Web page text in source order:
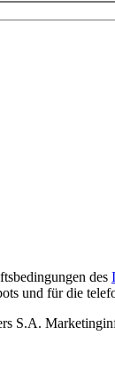
des
und für die